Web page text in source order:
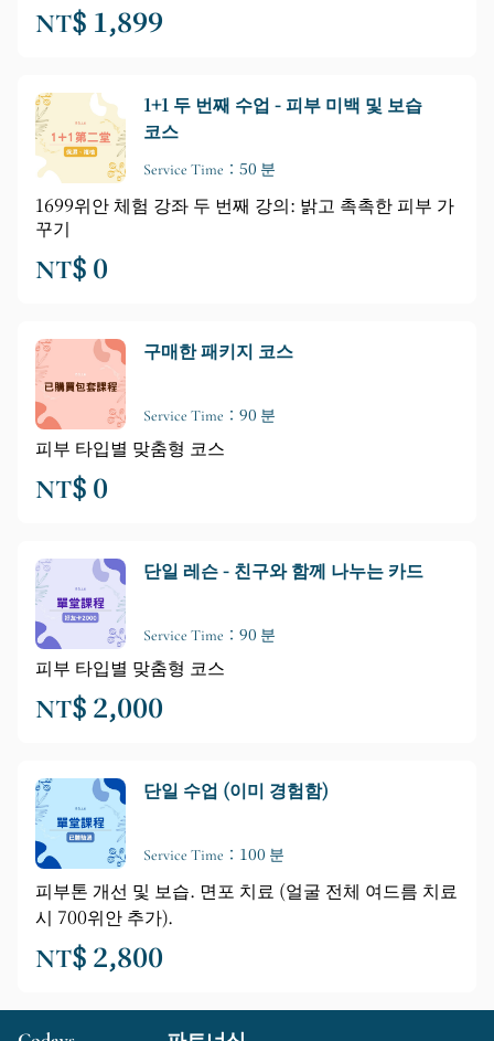
피 에센셜 오일 블렌드 ▶ 맞춤형 스킨 마스크 ▶ 기초
스킨케어
NT$ 1,899
1+1 두 번째 수업 - 피부 미백 및 보습
코스
Service Time：50 분
1699위안 체험 강좌 두 번째 강의: 밝고 촉촉한 피부 가
꾸기
NT$ 0
구매한 패키지 코스
Service Time：90 분
피부 타입별 맞춤형 코스
NT$ 0
단일 레슨 - 친구와 함께 나누는 카드
Service Time：90 분
피부 타입별 맞춤형 코스
NT$ 2,000
단일 수업 (이미 경험함)
Service Time：100 분
피부톤 개선 및 보습. 면포 치료 (얼굴 전체 여드름 치료
시 700위안 추가).
NT$ 2,800